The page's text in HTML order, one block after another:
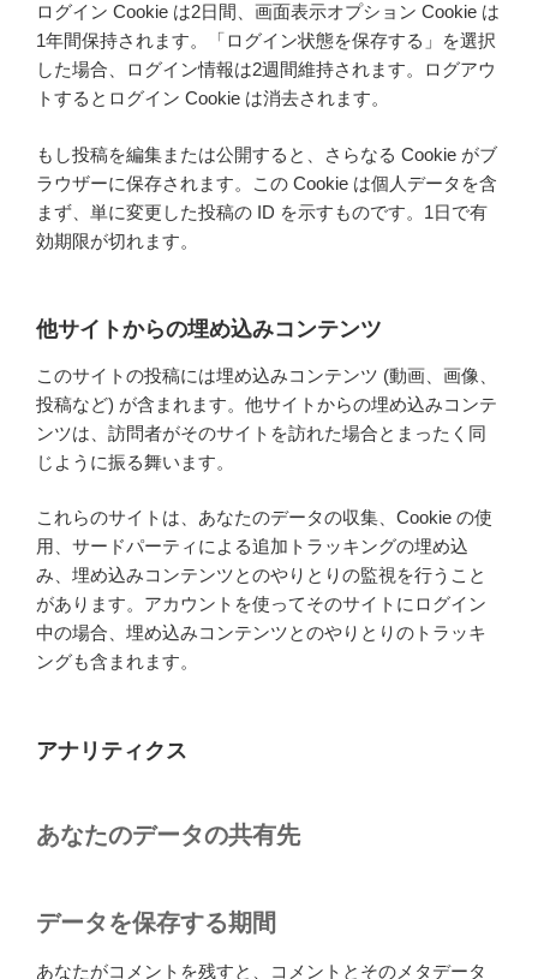
ログイン Cookie は2日間、画面表示オプション Cookie は
1年間保持されます。「ログイン状態を保存する」を選択
した場合、ログイン情報は2週間維持されます。ログアウ
トするとログイン Cookie は消去されます。
もし投稿を編集または公開すると、さらなる Cookie がブ
ラウザーに保存されます。この Cookie は個人データを含
まず、単に変更した投稿の ID を示すものです。1日で有
効期限が切れます。
他サイトからの埋め込みコンテンツ
このサイトの投稿には埋め込みコンテンツ (動画、画像、
投稿など) が含まれます。他サイトからの埋め込みコンテ
ンツは、訪問者がそのサイトを訪れた場合とまったく同
じように振る舞います。
これらのサイトは、あなたのデータの収集、Cookie の使
用、サードパーティによる追加トラッキングの埋め込
み、埋め込みコンテンツとのやりとりの監視を行うこと
があります。アカウントを使ってそのサイトにログイン
中の場合、埋め込みコンテンツとのやりとりのトラッキ
ングも含まれます。
アナリティクス
あなたのデータの共有先
データを保存する期間
あなたがコメントを残すと、コメントとそのメタデータ